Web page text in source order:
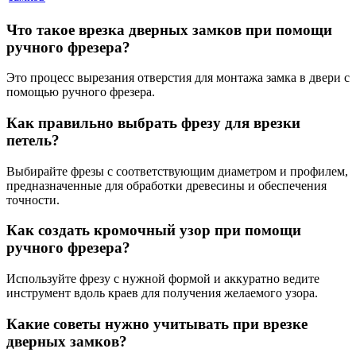
Что такое врезка дверных замков при помощи
ручного фрезера?
Это процесс вырезания отверстия для монтажа замка в двери с
помощью ручного фрезера.
Как правильно выбрать фрезу для врезки
петель?
Выбирайте фрезы с соответствующим диаметром и профилем,
предназначенные для обработки древесины и обеспечения
точности.
Как создать кромочный узор при помощи
ручного фрезера?
Используйте фрезу с нужной формой и аккуратно ведите
инструмент вдоль краев для получения желаемого узора.
Какие советы нужно учитывать при врезке
дверных замков?